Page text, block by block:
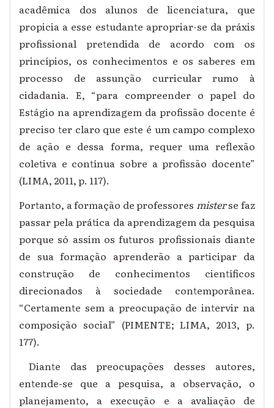
acadêmica dos alunos de licenciatura, que
propicia a esse estudante apropriar-se da práxis
profissional pretendida de acordo com os
princípios, os conhecimentos e os saberes em
processo de assunção curricular rumo à
cidadania. E, “para compreender o papel do
Estágio na aprendizagem da profissão docente é
preciso ter claro que este é um campo complexo
de ação e dessa forma, requer uma reflexão
coletiva e contínua sobre a profissão docente”
(LIMA, 2011, p. 117).
Portanto, a formação de professores misterse faz
passar pela prática da aprendizagem da pesquisa
porque só assim os futuros profissionais diante
de sua formação aprenderão a participar da
construção de conhecimentos científicos
direcionados à sociedade contemporânea.
“Certamente sem a preocupação de intervir na
composição social” (PIMENTE; LIMA, 2013, p.
177).
Diante das preocupações desses autores,
entende-se que a pesquisa, a observação, o
planejamento, a execução e a avaliação de